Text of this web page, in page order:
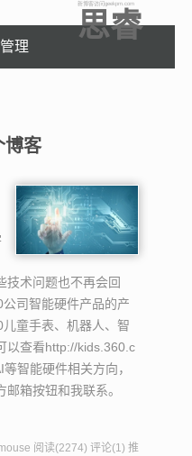
思睿
新博客访问geekpm.com
管理
博客
技术问题也不再会回
司智能硬件产品的产
童手表、机器人、智
以查看http://kids.360.c
智能硬件相关方向，
箱按钮和我联系。
阅读(2274) 评论(1) 推